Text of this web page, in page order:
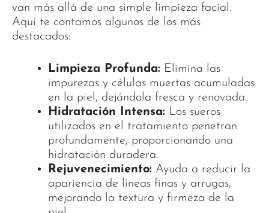
van más allá de una simple limpieza facial.
Aquí te contamos algunos de los más
destacados:
Limpieza Profunda: Elimina las
impurezas y células muertas acumuladas
en la piel, dejándola fresca y renovada.
Hidratación Intensa: Los sueros
utilizados en el tratamiento penetran
profundamente, proporcionando una
hidratación duradera.
Rejuvenecimiento: Ayuda a reducir la
apariencia de líneas finas y arrugas,
mejorando la textura y firmeza de la